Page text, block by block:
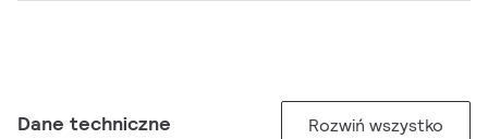
Dane techniczne Rozwiń wszystko